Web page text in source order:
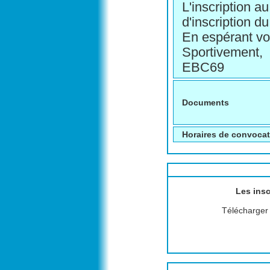
L'inscription
d'inscription
En espérant
Sportivement,
EBC69
Documents
Horaires de
Les